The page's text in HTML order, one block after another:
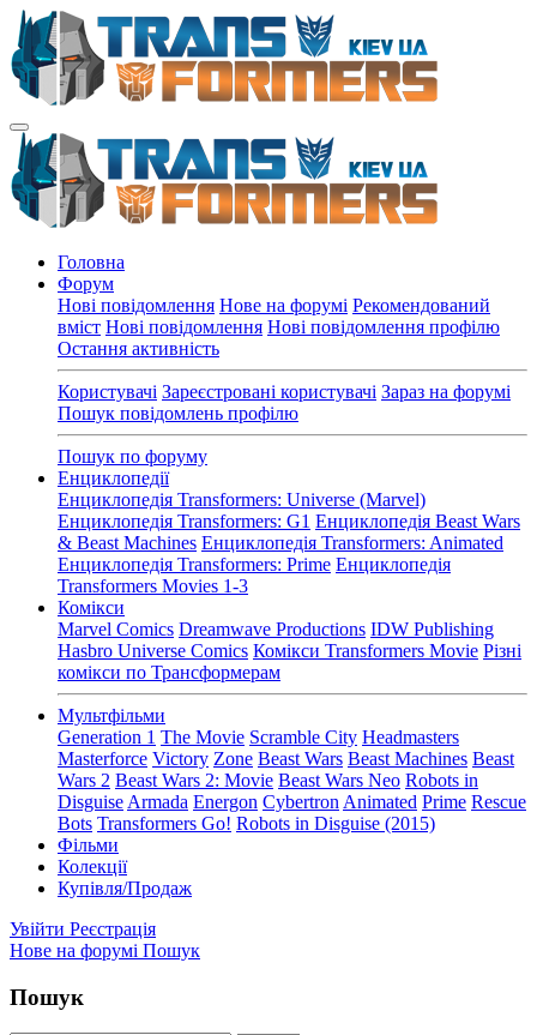
Головна
Форум
Нові повідомлення Нове на форумі Рекомендований
вміст Нові повідомлення Нові повідомлення профілю
Остання активність
Користувачі Зареєстровані користувачі Зараз на форумі
Пошук повідомлень профілю
Пошук по форуму
Енциклопедії
Енциклопедія Transformers: Universe (Marvel)
Енциклопедія Transformers: G1 Енциклопедія Beast Wars
& Beast Machines Енциклопедія Transformers: Animated
Енциклопедія Transformers: Prime Енциклопедія
Transformers Movies 1-3
Комікси
Marvel Comics Dreamwave Productions IDW Publishing
Hasbro Universe Comics Комікси Transformers Movie Різні
комікси по Трансформерам
Мультфільми
Generation 1 The Movie Scramble City Headmasters
Masterforce Victory Zone Beast Wars Beast Machines Beast
Wars 2 Beast Wars 2: Movie Beast Wars Neo Robots in
Disguise Armada Energon Cybertron Animated Prime Rescue
Bots Transformers Go! Robots in Disguise (2015)
Фільми
Колекції
Купівля/Продаж
Увійти Реєстрація
Нове на форумі Пошук
Пошук